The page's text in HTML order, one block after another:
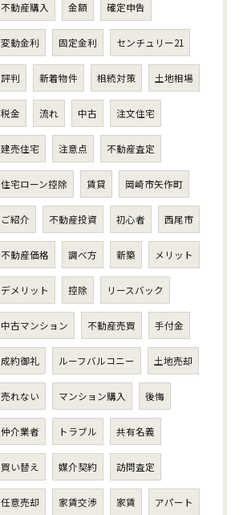
不動産購入 金額 確定申告
変動金利 固定金利 センチュリー21
評判 新着物件 相続対策 土地相場
税金 流れ 中古 注文住宅
建売住宅 注意点 不動産査定
住宅ローン控除 賃貸 岡崎市矢作町
ご紹介 不動産投資 初心者 西尾市
不動産価格 調べ方 新築 メリット
デメリット 控除 リースバック
中古マンション 不動産売買 手付金
成約御礼 ルーフバルコニー 土地売却
売れない マンション購入 後悔
仲介業者 トラブル 共有名義
買い替え 媒介契約 訪問査定
任意売却 家賃交渉 家賃 アパート